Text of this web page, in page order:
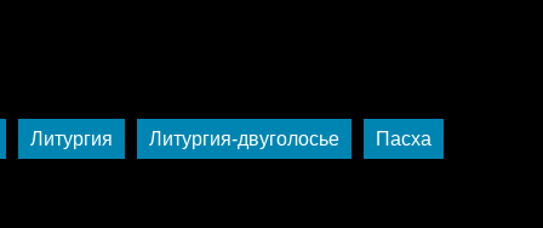
Литургия Литургия-двуголосье Пасха